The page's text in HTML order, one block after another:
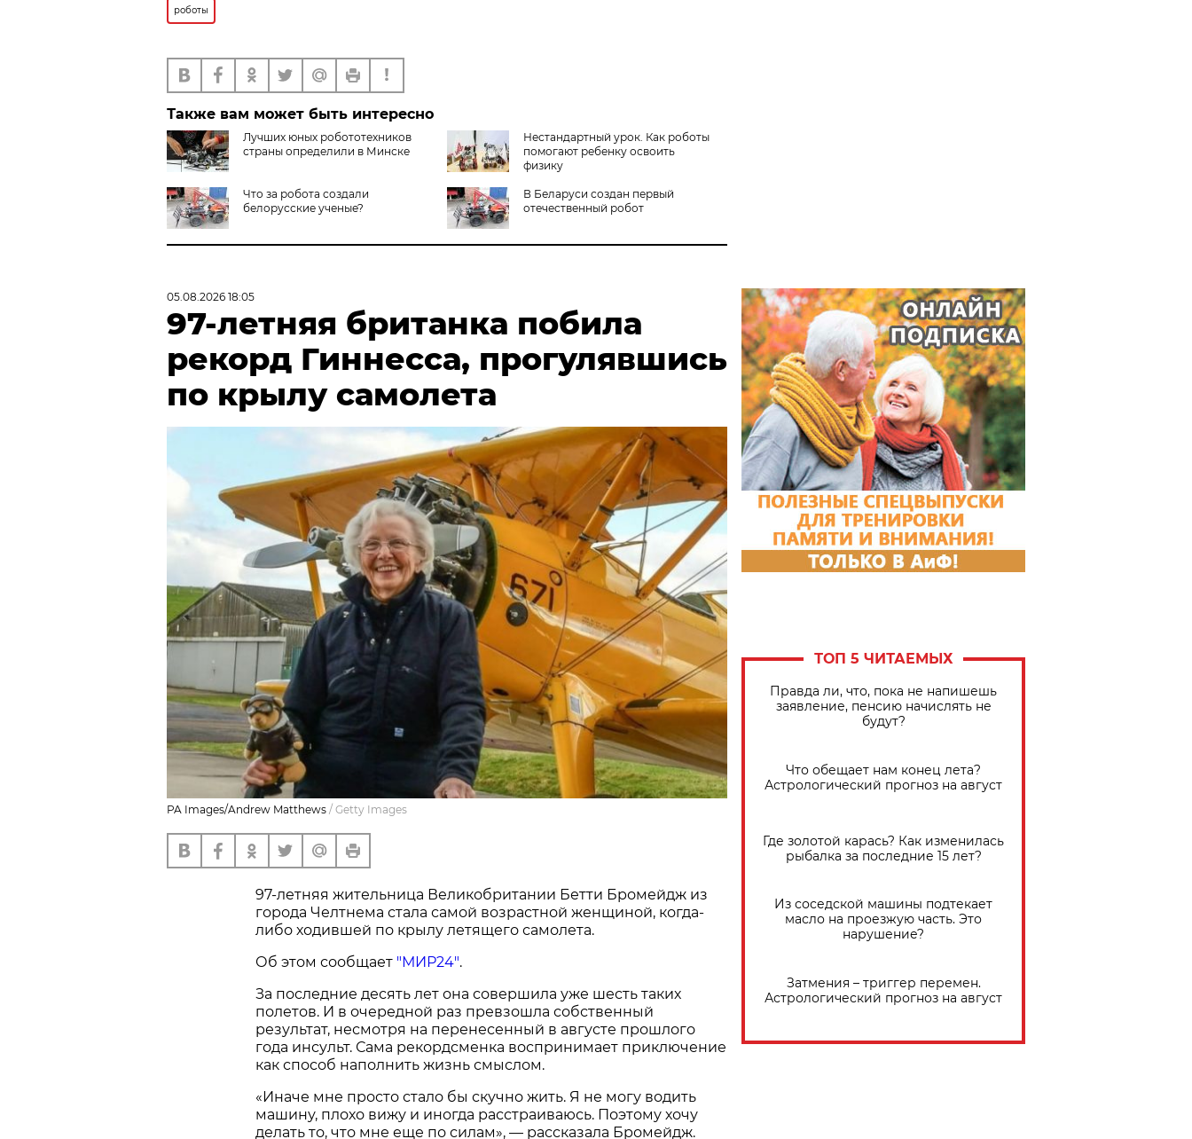
роботы
Также вам может быть интересно
Лучших юных робототехников
страны определили в Минске
Нестандартный урок. Как роботы
помогают ребенку освоить
физику
Что за робота создали
белорусские ученые?
В Беларуси создан первый
отечественный робот
05.08.2026 18:05
97-летняя британка побила
рекорд Гиннесса, прогулявшись
по крылу самолета
PA Images/Andrew Matthews / Getty Images
97-летняя жительница Великобритании Бетти Бромейдж из
города Челтнема стала самой возрастной женщиной, когда-
либо ходившей по крылу летящего самолета.
Об этом сообщает "МИР24".
За последние десять лет она совершила уже шесть таких
полетов. И в очередной раз превзошла собственный
результат, несмотря на перенесенный в августе прошлого
года инсульт. Сама рекордсменка воспринимает приключение
как способ наполнить жизнь смыслом.
«Иначе мне просто стало бы скучно жить. Я не могу водить
машину, плохо вижу и иногда расстраиваюсь. Поэтому хочу
делать то, что мне еще по силам», — рассказала Бромейдж.
ТОП 5 ЧИТАЕМЫХ
Правда ли, что, пока не напишешь
заявление, пенсию начислять не
будут?
​Что обещает нам конец лета?
Астрологический прогноз на август
Где золотой карась? Как изменилась
рыбалка за последние 15 лет?
Из соседской машины подтекает
масло на проезжую часть. Это
нарушение?
Затмения – триггер перемен.
Астрологический прогноз на август